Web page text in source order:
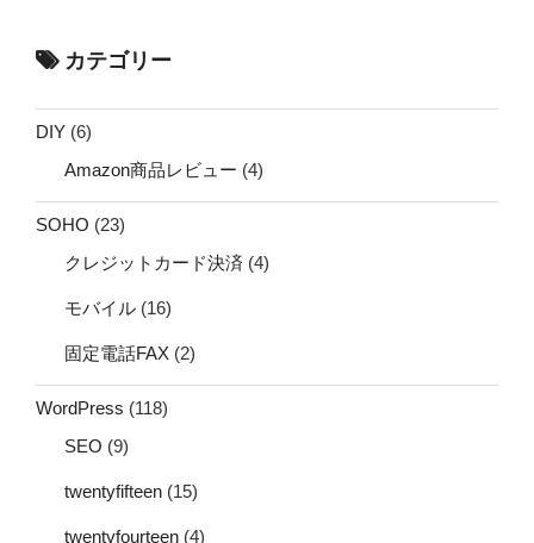
カテゴリー
DIY (6)
Amazon商品レビュー (4)
SOHO (23)
クレジットカード決済 (4)
モバイル (16)
固定電話FAX (2)
WordPress (118)
SEO (9)
twentyfifteen (15)
twentyfourteen (4)